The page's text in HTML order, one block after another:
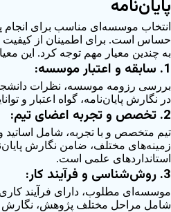
پایان‌نامه
انتخاب موسسه‌ای مناسب برای انجام
حساس است. برای اطمینان از کیفیت
به چندین معیار مهم توجه کرد. این
1. سابقه و اعتبار موسسه:
بررسی رزومه موسسه، نظرات
در نگارش پایان‌نامه، گواه اعتبار و
2. تخصص و تجربه اعضای تیم:
تیم متخصص و با تجربه، شامل
زمینه‌های مختلف، ضامن نگارش
استانداردهای علمی است.
3. روش‌شناسی و فرآیند کار:
موسسه‌ای مطلوب، دارای فرآیند
شامل مراحل مختلف پژوهش، نگارش